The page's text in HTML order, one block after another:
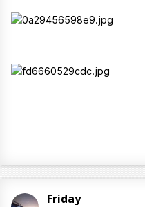
Friday